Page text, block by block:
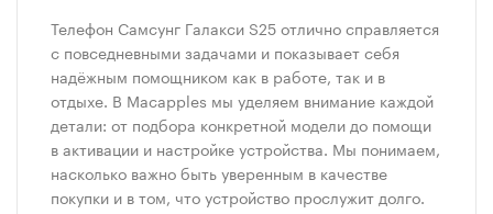
Телефон Самсунг Галакси S25 отлично справляется
с повседневными задачами и показывает себя
надёжным помощником как в работе, так и в
отдыхе. В Macapples мы уделяем внимание каждой
детали: от подбора конкретной модели до помощи
в активации и настройке устройства. Мы понимаем,
насколько важно быть уверенным в качестве
покупки и в том, что устройство прослужит долго.